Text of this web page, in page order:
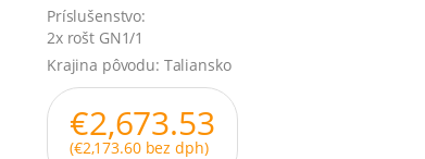
Príslušenstvo:
2x rošt GN1/1
Krajina pôvodu: Taliansko
€2,673.53
(€2,173.60bez dph)